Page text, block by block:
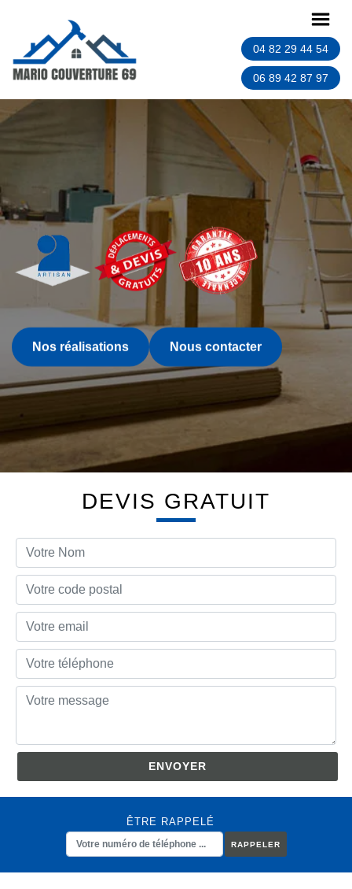
04 82 29 44 54
06 89 42 87 97
Nos réalisations Nous contacter
DEVIS GRATUIT
ÊTRE RAPPELÉ